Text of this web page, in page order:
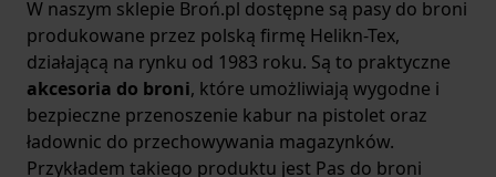
W naszym sklepie Broń.pl dostępne są pasy do broni
produkowane przez polską firmę Helikn-Tex,
działającą na rynku od 1983 roku. Są to praktyczne
akcesoria do broni, które umożliwiają wygodne i
bezpieczne przenoszenie kabur na pistolet oraz
ładownic do przechowywania magazynków.
Przykładem takiego produktu jest Pas do broni